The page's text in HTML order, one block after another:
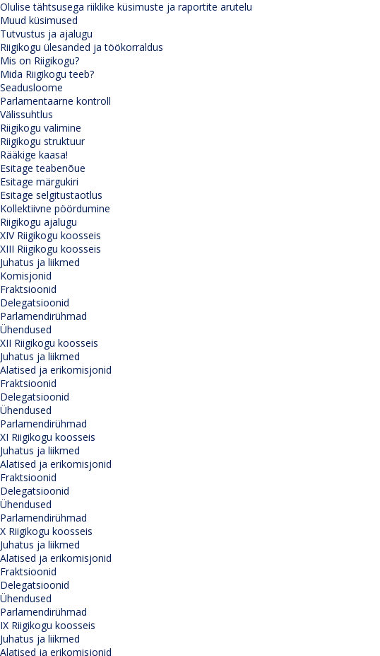
Olulise tähtsusega riiklike küsimuste ja raportite arutelu
Muud küsimused
Tutvustus ja ajalugu
Riigikogu ülesanded ja töökorraldus
Mis on Riigikogu?
Mida Riigikogu teeb?
Seadusloome
Parlamentaarne kontroll
Välissuhtlus
Riigikogu valimine
Riigikogu struktuur
Rääkige kaasa!
Esitage teabenõue
Esitage märgukiri
Esitage selgitustaotlus
Kollektiivne pöördumine
Riigikogu ajalugu
XIV Riigikogu koosseis
XIII Riigikogu koosseis
Juhatus ja liikmed
Komisjonid
Fraktsioonid
Delegatsioonid
Parlamendirühmad
Ühendused
XII Riigikogu koosseis
Juhatus ja liikmed
Alatised ja erikomisjonid
Fraktsioonid
Delegatsioonid
Ühendused
Parlamendirühmad
XI Riigikogu koosseis
Juhatus ja liikmed
Alatised ja erikomisjonid
Fraktsioonid
Delegatsioonid
Ühendused
Parlamendirühmad
X Riigikogu koosseis
Juhatus ja liikmed
Alatised ja erikomisjonid
Fraktsioonid
Delegatsioonid
Ühendused
Parlamendirühmad
IX Riigikogu koosseis
Juhatus ja liikmed
Alatised ja erikomisjonid